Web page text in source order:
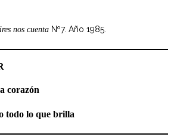
nos cuenta Nº7. Año 1985.
corazón
todo lo que brilla